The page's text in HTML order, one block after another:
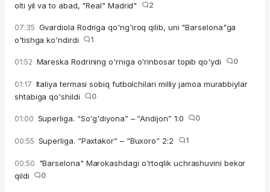
olti yil va to abad, "Real" Madrid"
2
07:35 Gvardiola Rodriga qo'ng'iroq qilib, uni "Barselona"ga
o'tishga ko'ndirdi
1
01:52 Mareska Rodrining o'rniga o'rinbosar topib qo'ydi 0
01:17 Italiya termasi sobiq futbolchilari milliy jamoa murabbiylar
shtabiga qo'shildi
0
01:00 Superliga. “So'g'diyona” – “Andijon” 1:0 0
00:55 Superliga. “Paxtakor” – “Buxoro” 2:2 1
00:50 "Barselona" Marokashdagi o'rtoqlik uchrashuvini bekor
qildi
0